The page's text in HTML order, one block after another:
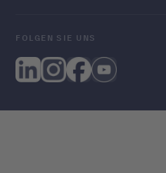
FOLGEN SIE UNS